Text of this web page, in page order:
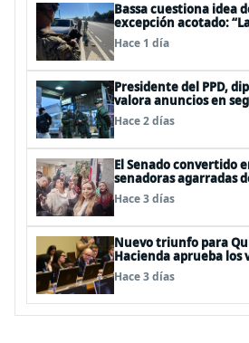
Bassa cuestiona idea
excepción acotado:
policías”
Hace 1 día
Presidente del PPD,
valora anuncios en
advierte ausencia
secreto bancario
Hace 2 días
El Senado convertido
senadoras agarradas
Hace 3 días
Nuevo triunfo para
Hacienda aprueba los
Megarreforma
Hace 3 días